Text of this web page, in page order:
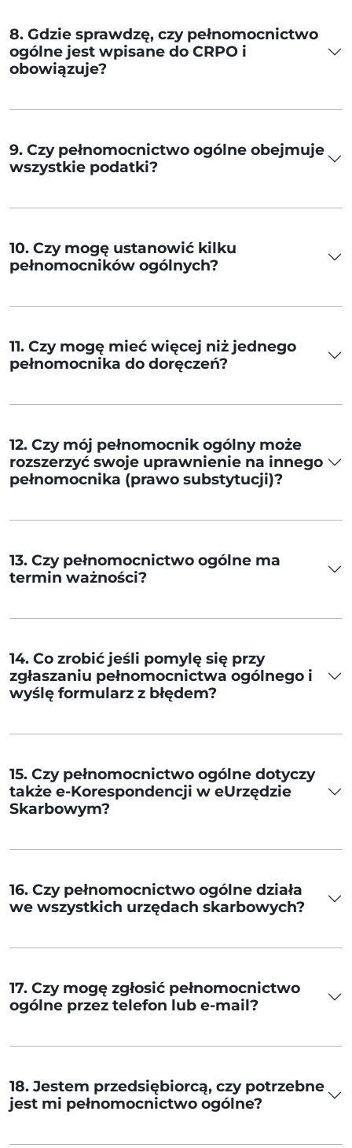
8. Gdzie sprawdzę, czy pełnomocnictwo
ogólne jest wpisane do CRPO i
obowiązuje?
9. Czy pełnomocnictwo ogólne obejmuje
wszystkie podatki?
10. Czy mogę ustanowić kilku
pełnomocników ogólnych?
11. Czy mogę mieć więcej niż jednego
pełnomocnika do doręczeń?
12. Czy mój pełnomocnik ogólny może
rozszerzyć swoje uprawnienie na innego
pełnomocnika (prawo substytucji)?
13. Czy pełnomocnictwo ogólne ma
termin ważności?
14. Co zrobić jeśli pomylę się przy
zgłaszaniu pełnomocnictwa ogólnego i
wyślę formularz z błędem?
15. Czy pełnomocnictwo ogólne dotyczy
także e-Korespondencji w eUrzędzie
Skarbowym?
16. Czy pełnomocnictwo ogólne działa
we wszystkich urzędach skarbowych?
17. Czy mogę zgłosić pełnomocnictwo
ogólne przez telefon lub e-mail?
18. Jestem przedsiębiorcą, czy potrzebne
jest mi pełnomocnictwo ogólne?